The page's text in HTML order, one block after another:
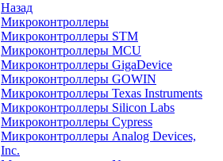
Назад
Микроконтроллеры
Микроконтроллеры STM
Микроконтроллеры MCU
Микроконтроллеры GigaDevice
Микроконтроллеры GOWIN
Микроконтроллеры Texas Instruments
Микроконтроллеры Silicon Labs
Микроконтроллеры Cypress
Микроконтроллеры Analog Devices,
Inc.